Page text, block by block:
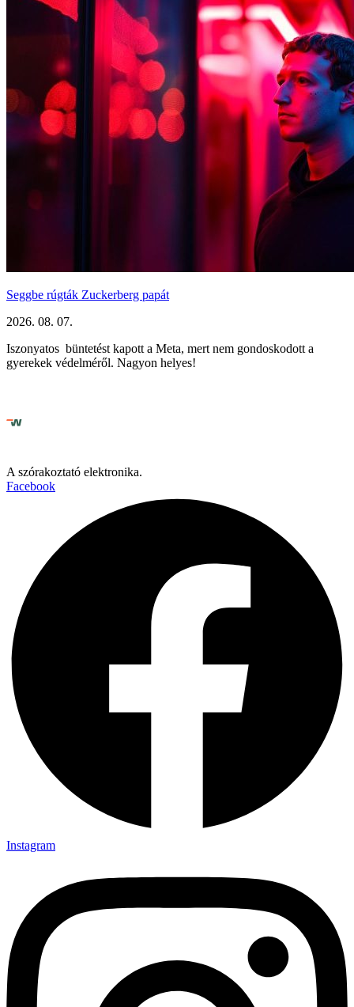
Seggbe rúgták Zuckerberg papát
2026. 08. 07.
Iszonyatos büntetést kapott a Meta, mert nem gondoskodott a
gyerekek védelméről. Nagyon helyes!
A szórakoztató elektronika.
Facebook
Instagram